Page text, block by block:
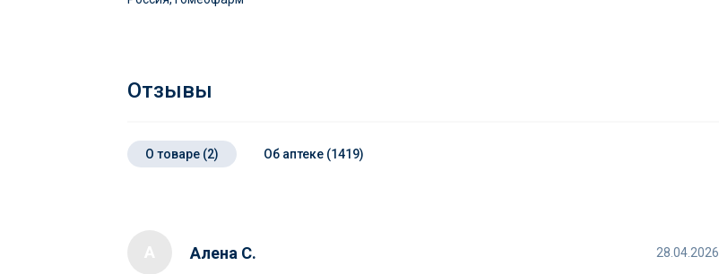
Отзывы
О товаре (2) Об аптеке (1419)
Алена С. 28.04.2026